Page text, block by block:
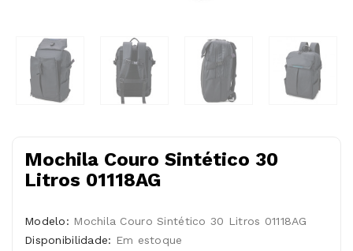
Mochila Couro Sintético 30
Litros 01118AG
Modelo: Mochila Couro Sintético 30 Litros 01118AG
Disponibilidade: Em estoque